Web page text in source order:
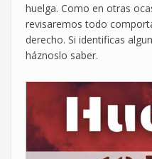
huelga. Como en otras
revisaremos todo
derecho. Si identificas
háznoslo saber.